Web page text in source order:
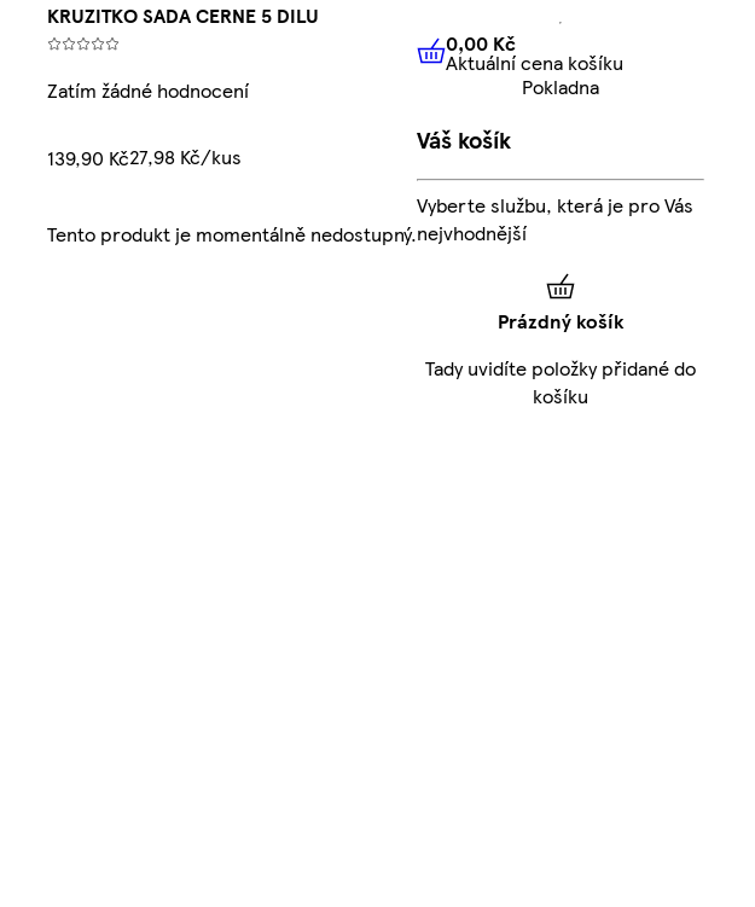
KRUZITKO SADA CERNE 5 DILU
Zatím žádné hodnocení
139,90 Kč27,98 Kč/kus
Tento produkt je momentálně nedostupný.
0,00 KčAktuální cena košíku
0,00 Kč
Aktuální cena košíku
Pokladna
Váš košík
Vyberte službu, která je pro Vás
nejvhodnější
Prázdný košík
Tady uvidíte položky přidané do
košíku